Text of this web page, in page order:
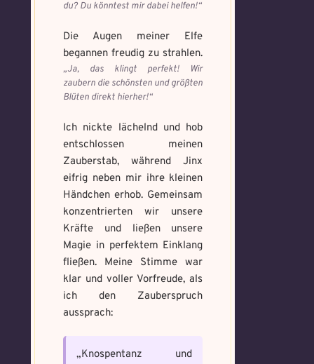
du? Du könntest mir dabei helfen!“
Die Augen meiner Elfe
begannen freudig zu strahlen.
„Ja, das klingt perfekt! Wir
zaubern die schönsten und größten
Blüten direkt hierher!“
Ich nickte lächelnd und hob
entschlossen meinen
Zauberstab, während Jinx
eifrig neben mir ihre kleinen
Händchen erhob. Gemeinsam
konzentrierten wir unsere
Kräfte und ließen unsere
Magie in perfektem Einklang
fließen. Meine Stimme war
klar und voller Vorfreude, als
ich den Zauberspruch
aussprach:
„Knospentanz und
Voraussetzung:5.
Magische
Artefakte
Benutzername
Wo gefunden?
Wähle ein beliebiges
Voraussetzung:5.
Verteidigungsstunde
Benutzername
Wo gefunden?
Du hast einen Gegenstand gefunden!
nur mit, wenn du ihn wirklich benötigst.